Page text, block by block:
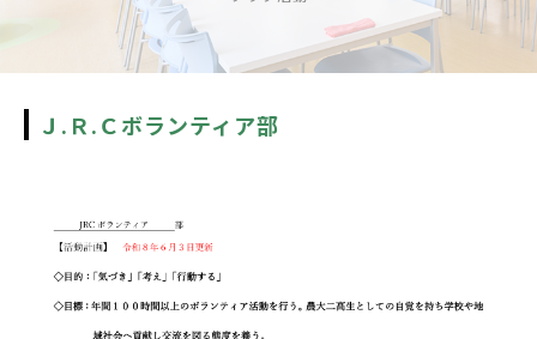
Ｊ.Ｒ.Ｃボランティア部